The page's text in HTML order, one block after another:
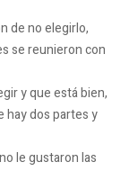
de no elegirlo,
se reunieron con
y que está bien,
hay dos partes y
le gustaron las